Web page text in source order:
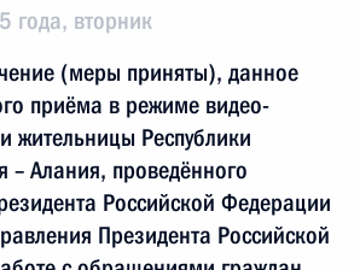
года, вторник
(меры приняты), данное
приёма в режиме видео-
жительницы Республики
– Алания, проведённого
Российской Федерации
Президента Российской